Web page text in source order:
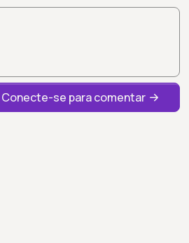
Conecte-se para comentar